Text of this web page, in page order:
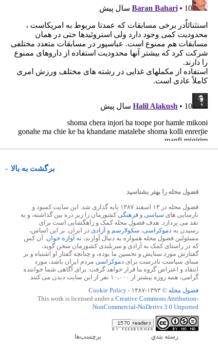
برگشت به بالا
فضول محله را بهتر بشناسید
فضول محله در ۱۳ اسفند ۱۳۸۷ پایه گذاری شد. این سایت کمبود و
نارسایی های سیاسی و فرهنگی کشورمان را زیر ذره بین گذاشته، و به
نقد می پردازد. هدف فضول محله کمک و راهگشایی است برای
رسیدن به دموکراسی، سکولارسم و آزادی در ایران. بر این اساس،
مسئولین فضول محله همواره به دنبال آوازند، نه آوازه خوان . آن کس
که در راستای کمک به آزادی و سربلندی کشورمان سخن گوید،
گفتارش مورد ستایش و تحسین ما بوده، و چنانچه گفتار او اشتباه و بر
مبنای سیاست نادرست برای دموکراسی مردم ایران باشد، مورد
انتقاد و اعتراض گروه ما قرار خواهد گرفت. برای آگاهی شما خواننده
گرامی، همه روزه بیشتر از ۱۰،۰۰۰ نفر از این سایت دیدن می کنند.
فضول محله © ۱۳۹۳-۱۳۸۷ -
Cookie Policy
This work is licensed under a Creative Commons Attribution-
NonCommercial-NoDerivs 3.0 Unported
رسته بندي برچسب‌ها